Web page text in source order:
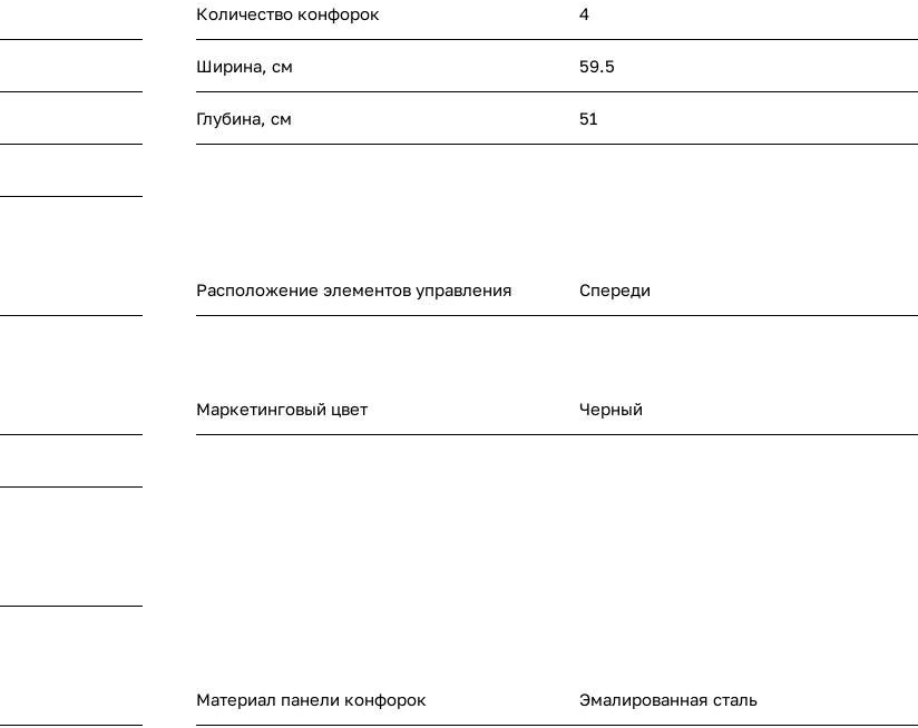
Количество конфорок 4
Ширина, см 59.5
Глубина, см 51
Расположение элементов управления Спереди
Маркетинговый цвет Черный
Материал панели конфорок Эмалированная сталь